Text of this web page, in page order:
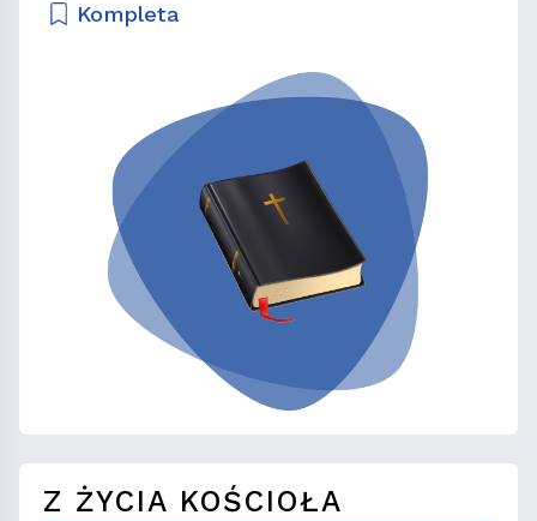
Kompleta
Z ŻYCIA KOŚCIOŁA